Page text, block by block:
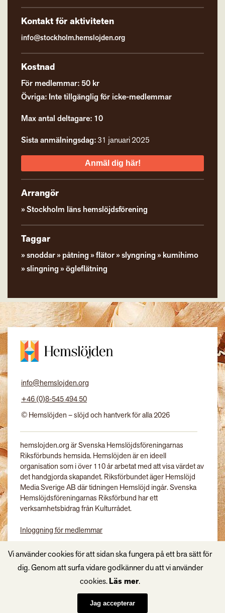
Kontakt för aktiviteten
info@stockholm.hemslojden.org
Kostnad
För medlemmar: 50 kr
Övriga: Inte tillgänglig för icke-medlemmar
Max antal deltagare: 10
Sista anmälningsdag:31 januari 2025
Anmäl dig här!
Arrangör
Stockholm läns hemslöjdsförening
Taggar
snoddar påtning flätor slyngning
kumihimo
slingning
ögleflätning
info@hemslojden.org
+46 (0)8-545 494 50
© Hemslöjden – slöjd och hantverk för alla 2026
hemslojden.org är Svenska Hemslöjdsföreningarnas
Riksförbunds hemsida. Hemslöjden är en ideell
organisation som i över 110 år arbetat med att visa värdet av
det handgjorda skapandet. Riksförbundet äger Hemslöjd
Media Sverige AB där tidningen Hemslöjd ingår. Svenska
Hemslöjdsföreningarnas Riksförbund har ett
verksamhetsbidrag från Kulturrådet.
Inloggning för medlemmar
Vi använder cookies för att sidan ska fungera på ett bra sätt för
dig. Genom att surfa vidare godkänner du att vi använder
cookies.Läs mer.
Jag accepterar